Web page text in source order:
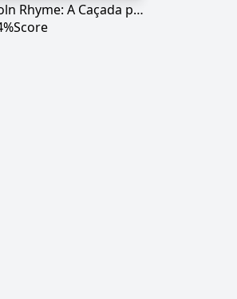
Lincoln Rhyme: A Caçada pelo Colecionador de Ossos
%Score